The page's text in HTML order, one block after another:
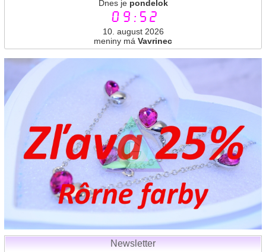
Dnes je pondelok
09:52
10. august 2026
meniny má Vavrinec
Newsletter